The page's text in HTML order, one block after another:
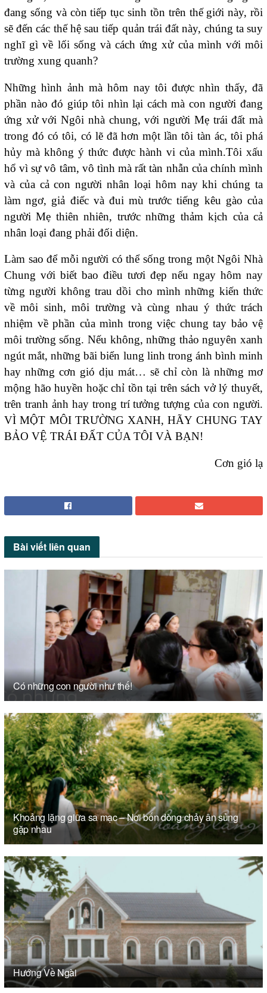
đang sống và còn tiếp tục sinh tồn trên thế giới này, rồi
sẽ đến các thế hệ sau tiếp quản trái đất này, chúng ta suy
nghĩ gì về lối sống và cách ứng xử của mình với môi
trường xung quanh?
Những hình ảnh mà hôm nay tôi được nhìn thấy, đã
phần nào đó giúp tôi nhìn lại cách mà con người đang
ứng xử với Ngôi nhà chung, với người Mẹ trái đất mà
trong đó có tôi, có lẽ đã hơn một lần tôi tàn ác, tôi phá
hủy mà không ý thức được hành vi của mình.Tôi xấu
hổ vì sự vô tâm, vô tình mà rất tàn nhẫn của chính mình
và của cả con người nhân loại hôm nay khi chúng ta
làm ngơ, giả điếc và đui mù trước tiếng kêu gào của
người Mẹ thiên nhiên, trước những thảm kịch của cả
nhân loại đang phải đối diện.
Làm sao để mỗi người có thể sống trong một Ngôi Nhà
Chung với biết bao điều tươi đẹp nếu ngay hôm nay
từng người không trau dồi cho mình những kiến thức
về môi sinh, môi trường và cùng nhau ý thức trách
nhiệm về phần của mình trong việc chung tay bảo vệ
môi trường sống. Nếu không, những thảo nguyên xanh
ngút mắt, những bãi biển lung linh trong ánh bình minh
hay những cơn gió dịu mát… sẽ chỉ còn là những mơ
mộng hão huyền hoặc chỉ tồn tại trên sách vở lý thuyết,
trên tranh ảnh hay trong trí tưởng tượng của con người.
VÌ MỘT MÔI TRƯỜNG XANH, HÃY CHUNG TAY
BẢO VỆ TRÁI ĐẤT CỦA TÔI VÀ BẠN!
Cơn gió lạ
Bài viết liên quan
Có những con người như thế!
Khoảng lặng giữa sa mạc – Nơi bốn dòng chảy ân sủng
gặp nhau
Hướng Về Ngài